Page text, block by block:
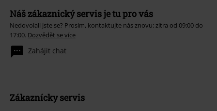
Náš zákaznický servis je tu pro vás
Nedovolali jste se? Prosím, kontaktujte nás znovu: zítra od 09:00 do
17:00. Dozvědět se více
Zahájit chat
Zákaznícky servis